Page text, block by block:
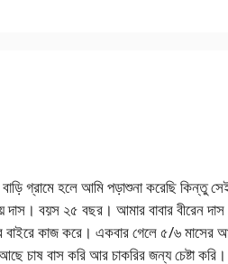
বাড়ি গ্রামে হলে আমি পড়াশুনা করেছি কিন্তু
বয়স ২৫ বছর। আমার বাবার বীরেন
কাজ করে। একবার গেলে ৫/৬ মাসের
চাষ বাস করি আর চাকরির জন্য চেষ্টা